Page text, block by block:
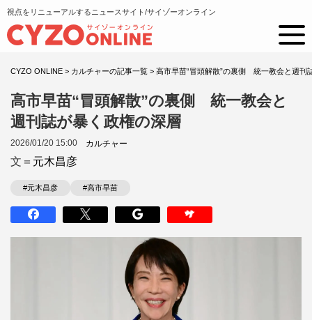
視点をリニューアルするニュースサイト/サイゾーオンライン
CYZO ONLINE > カルチャーの記事一覧 > 高市早苗“冒頭解散”の裏側 統一教会と週刊
高市早苗“冒頭解散”の裏側 統一教会と
週刊誌が暴く政権の深層
2026/01/20 15:00 カルチャー
文＝ 元木昌彦
#元木昌彦 #高市早苗